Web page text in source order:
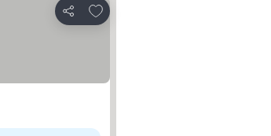
Sdílet
Přidat na seznam oblíbených